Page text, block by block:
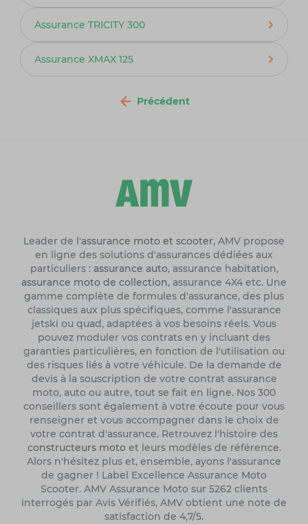
Assurance TRICITY 300
Assurance XMAX 125
Précédent
Leader de l'assurance moto et scooter, AMV propose
en ligne des solutions d'assurances dédiées aux
particuliers : assurance auto, assurance habitation,
assurance moto de collection, assurance 4X4 etc. Une
gamme complète de formules d'assurance, des plus
classiques aux plus spécifiques, comme l'assurance
jetski ou quad, adaptées à vos besoins réels. Vous
pouvez moduler vos contrats en y incluant des
garanties particulières, en fonction de l'utilisation ou
des risques liés à votre véhicule. De la demande de
devis à la souscription de votre contrat assurance
moto, auto ou autre, tout se fait en ligne. Nos 300
conseillers sont également à votre écoute pour vous
renseigner et vous accompagner dans le choix de
votre contrat d'assurance. Retrouvez l'histoire des
constructeurs motoet leurs modèles de référence.
Alors n'hésitez plus et, ensemble, ayons l'assurance
de gagner ! Label Excellence Assurance Moto
Scooter. AMV Assurance Moto sur 5262 clients
interrogés par Avis Vérifiés, AMV obtient une note de
satisfaction de 4,7/5.